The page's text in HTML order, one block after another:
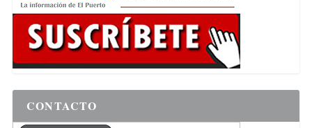
CONTACTO